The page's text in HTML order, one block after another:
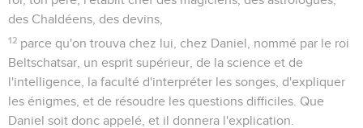
des Chaldéens, des devins,
12 parce qu'on trouva chez lui, chez Daniel, nommé par le roi
Beltschatsar, un esprit supérieur, de la science et de
l'intelligence, la faculté d'interpréter les songes, d'expliquer
les énigmes, et de résoudre les questions difficiles. Que
Daniel soit donc appelé, et il donnera l'explication.